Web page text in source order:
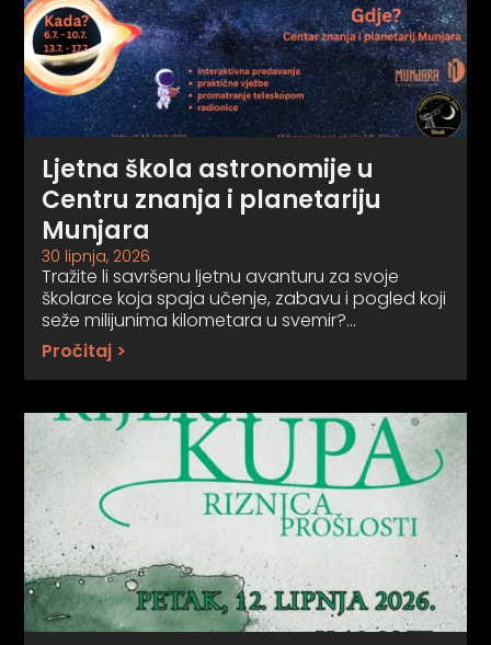
Ljetna škola astronomije u
Centru znanja i planetariju
Munjara
30 lipnja, 2026
Tražite li savršenu ljetnu avanturu za svoje
školarce koja spaja učenje, zabavu i pogled koji
seže milijunima kilometara u svemir?…
Pročitaj >